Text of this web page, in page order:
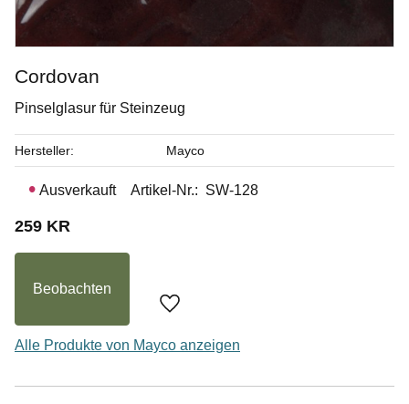
Stengodslera - drejning / skulptering 25% chamotte 0-0,2 mm
Cordovan
Pinselglasur für Steinzeug
259 KR
Zu Favoriten hinzufügen
Beobachten
Ausverkauft Artikel-Nr. SW-128
Hersteller Mayco
Alle Produkte von Mayco anzeigen